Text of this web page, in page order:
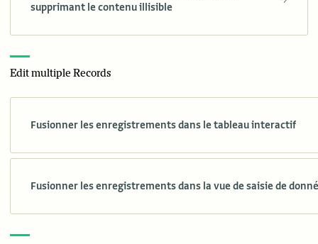
supprimant le contenu illisible
Edit multiple Records
Fusionner les enregistrements dans le tableau interactif
Fusionner les enregistrements dans la vue de saisie de